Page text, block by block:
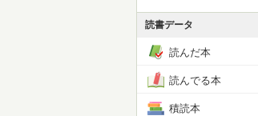
読書データ
読んだ本
読んでる本
積読本